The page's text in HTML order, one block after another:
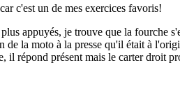
c'est un de mes exercices favoris!
appuyés, je trouve que la
la moto à la presse qu'il était à
répond présent mais le carter droit